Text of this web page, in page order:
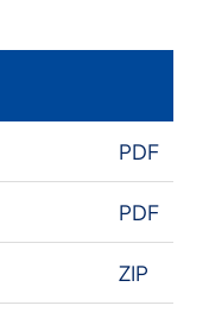
PDF
PDF
ZIP